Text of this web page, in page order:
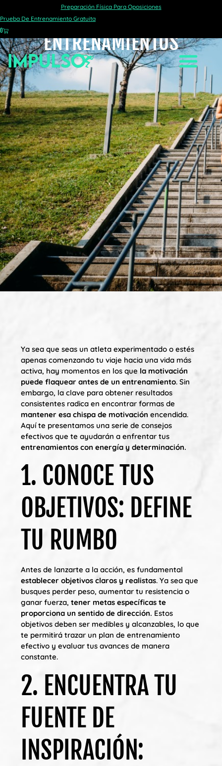
Preparación Física Para Oposiciones
Prueba De Entrenamiento Gratuita
0
DE LOS
ENTRENAMIENTOS
Ya sea que seas un atleta experimentado o estés
apenas comenzando tu viaje hacia una vida más
activa, hay momentos en los que la motivación
puede flaquear antes de un entrenamiento. Sin
embargo, la clave para obtener resultados
consistentes radica en encontrar formas de
mantener esa chispa de motivación encendida.
Aquí te presentamos una serie de consejos
efectivos que te ayudarán a enfrentar tus
entrenamientos con energía y determinación.
1. CONOCE TUS
OBJETIVOS: DEFINE
TU RUMBO
Antes de lanzarte a la acción, es fundamental
establecer objetivos claros y realistas. Ya sea que
busques perder peso, aumentar tu resistencia o
ganar fuerza, tener metas específicas te
proporciona un sentido de dirección. Estos
objetivos deben ser medibles y alcanzables, lo que
te permitirá trazar un plan de entrenamiento
efectivo y evaluar tus avances de manera
constante.
2. ENCUENTRA TU
FUENTE DE
INSPIRACIÓN: